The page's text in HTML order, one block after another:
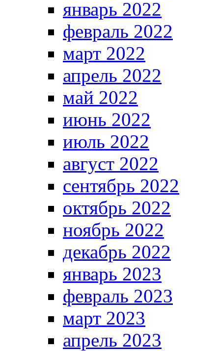
январь 2022
февраль 2022
март 2022
апрель 2022
май 2022
июнь 2022
июль 2022
август 2022
сентябрь 2022
октябрь 2022
ноябрь 2022
декабрь 2022
январь 2023
февраль 2023
март 2023
апрель 2023